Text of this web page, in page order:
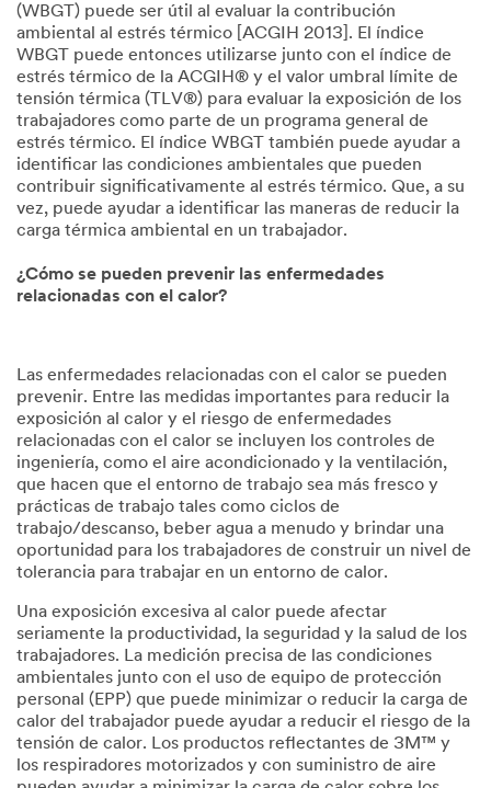
(WBGT) puede ser útil al evaluar la contribución
ambiental al estrés térmico [ACGIH 2013]. El índice
WBGT puede entonces utilizarse junto con el índice de
estrés térmico de la ACGIH® y el valor umbral límite de
tensión térmica (TLV®) para evaluar la exposición de los
trabajadores como parte de un programa general de
estrés térmico. El índice WBGT también puede ayudar a
identificar las condiciones ambientales que pueden
contribuir significativamente al estrés térmico. Que, a su
vez, puede ayudar a identificar las maneras de reducir la
carga térmica ambiental en un trabajador.
¿Cómo se pueden prevenir las enfermedades
relacionadas con el calor?
Las enfermedades relacionadas con el calor se pueden
prevenir. Entre las medidas importantes para reducir la
exposición al calor y el riesgo de enfermedades
relacionadas con el calor se incluyen los controles de
ingeniería, como el aire acondicionado y la ventilación,
que hacen que el entorno de trabajo sea más fresco y
prácticas de trabajo tales como ciclos de
trabajo/descanso, beber agua a menudo y brindar una
oportunidad para los trabajadores de construir un nivel de
tolerancia para trabajar en un entorno de calor.
Una exposición excesiva al calor puede afectar
seriamente la productividad, la seguridad y la salud de los
trabajadores. La medición precisa de las condiciones
ambientales junto con el uso de equipo de protección
personal (EPP) que puede minimizar o reducir la carga de
calor del trabajador puede ayudar a reducir el riesgo de la
tensión de calor. Los productos reflectantes de 3M™ y
los respiradores motorizados y con suministro de aire